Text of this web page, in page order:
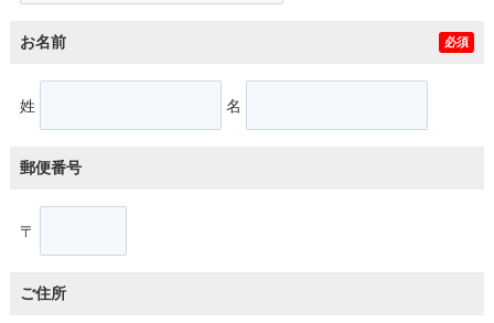
お名前 必須
姓 名
郵便番号
〒
ご住所